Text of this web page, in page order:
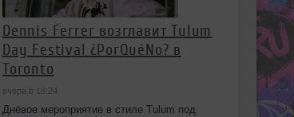
Dennis Ferrer возглавит Tulum
Day Festival ¿PorQuéNo? в
Toronto
вчера в 18:24
Днёвое мероприятие в стиле Tulum под